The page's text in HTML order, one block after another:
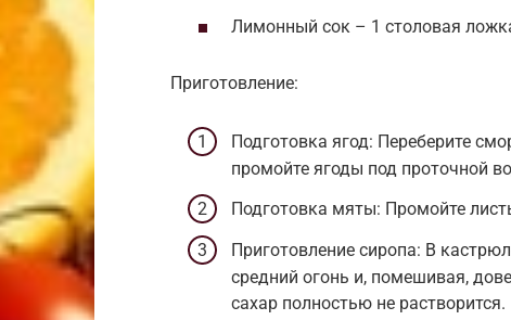
Лимонный сок – 1 столовая
Приготовление:
Подготовка ягод: Переберите
промойте ягоды под проточной
Подготовка мяты: Промойте
Приготовление сиропа: В
средний огонь и, помешивая,
сахар полностью не растворится.